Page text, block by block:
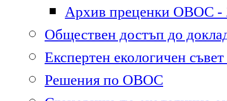
Архив преценки ОВОС -
Обществен достъп до
Експертен екологичен
Решения по ОВОС